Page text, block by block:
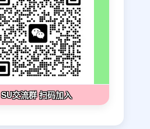
SU交流群 扫码加入